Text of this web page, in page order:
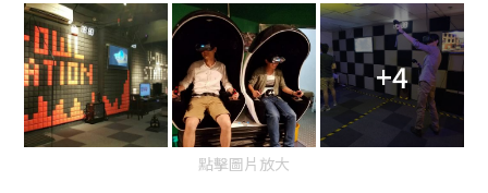
+4
點擊圖片放大